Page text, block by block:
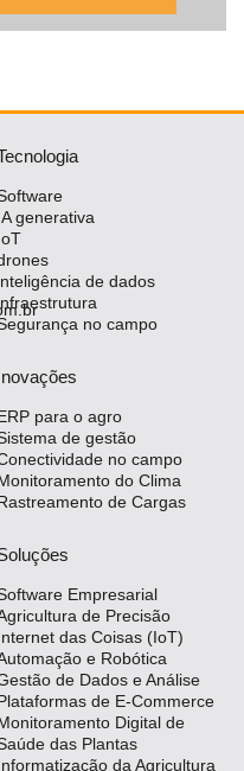
generativa
de dados
no campo
para o agro
de gestão
no campo
do Clima
de Cargas
Empresarial
de Precisão
das Coisas (IoT)
e Robótica
de Dados e Análise
de E-Commerce
Digital de
das Plantas
da Agricultura